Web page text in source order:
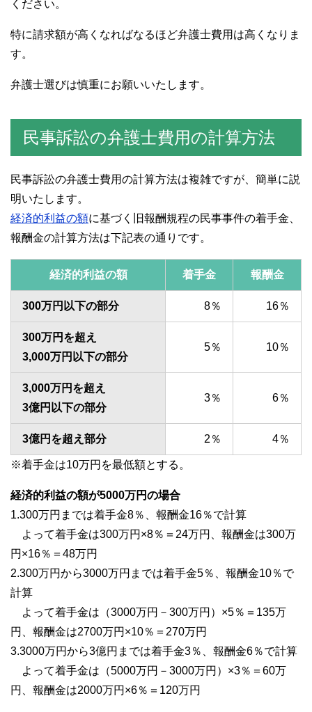
ください。
特に請求額が高くなればなるほど弁護士費用は高くなりま
す。
弁護士選びは慎重にお願いいたします。
民事訴訟の弁護士費用の計算方法
民事訴訟の弁護士費用の計算方法は複雑ですが、簡単に説
明いたします。
経済的利益の額に基づく旧報酬規程の民事事件の着手金、
報酬金の計算方法は下記表の通りです。
経済的利益の額 着手金 報酬金
300万円以下の部分 8％ 16％
300万円を超え
3,000万円以下の部分
5％ 10％
3,000万円を超え
3億円以下の部分
3％ 6％
3億円を超え部分 2％ 4％
※着手金は10万円を最低額とする。
経済的利益の額が5000万円の場合
1.300万円までは着手金8％、報酬金16％で計算
よって着手金は300万円×8％＝24万円、報酬金は300万
円×16％＝48万円
2.300万円から3000万円までは着手金5％、報酬金10％で
計算
よって着手金は（3000万円－300万円）×5％＝135万
円、報酬金は2700万円×10％＝270万円
3.3000万円から3億円までは着手金3％、報酬金6％で計算
よって着手金は（5000万円－3000万円）×3％＝60万
円、報酬金は2000万円×6％＝120万円